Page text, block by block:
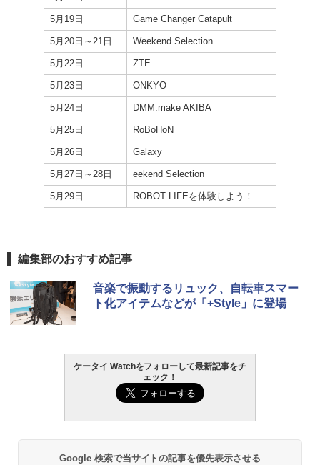
5月19日 Game Changer Catapult
5月20日～21日 Weekend Selection
5月22日 ZTE
5月23日 ONKYO
5月24日 DMM.make AKIBA
5月25日 RoBoHoN
5月26日 Galaxy
5月27日～28日 eekend Selection
5月29日 ROBOT LIFEを体験しよう！
編集部のおすすめ記事
音楽で振動するリュック、自転車スマー
ト化アイテムなどが「+Style」に登場
ケータイ Watchをフォローして最新記事をチ
ェック！
Google 検索で当サイトの記事を優先表示させる